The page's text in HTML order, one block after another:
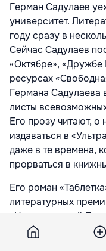
Герман Садулаев
университет.
году сразу в
Сейчас Садулаев
«Октябре», «Дружбе
ресурсах
Германа Садулаева
листы
Его прозу читают, о
издаваться в
даже в те времена,
прорваться в
Его роман
литературных
«Национальный
рейд» вошел в